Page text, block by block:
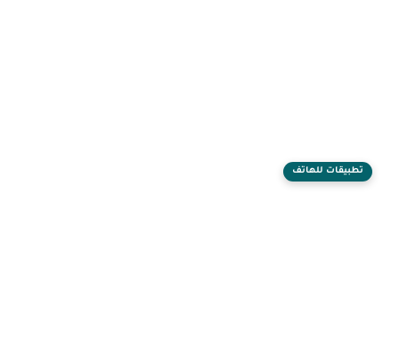
تطبيقات للهاتف